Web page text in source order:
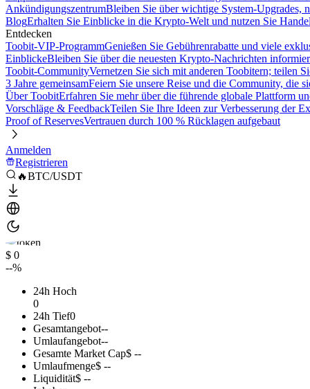
AnkündigungszentrumBleiben Sie über wichtige System-Upgrades,
BlogErhalten Sie Einblicke in die Krypto-Welt und nutzen Sie
Entdecken
Toobit-VIP-ProgrammGenießen Sie Gebührenrabatte und viele
EinblickeBleiben Sie über die neuesten Krypto-Nachrichten
Toobit-CommunityVernetzen Sie sich mit anderen Toobitern; teilen
3 Jahre gemeinsamFeiern Sie unsere Reise und die Community, die
Über ToobitErfahren Sie mehr über die führende globale Plattform
Vorschläge & FeedbackTeilen Sie Ihre Ideen zur Verbesserung der
Proof of ReservesVertrauen durch 100 % Rücklagen aufgebaut
Anmelden
Registrieren
🔥BTC/USDT
$ 0
--%
24h Hoch
0
24h Tief0
Gesamtangebot--
Umlaufangebot--
Gesamte Market Cap$ --
Umlaufmenge$ --
Liquidität$ --